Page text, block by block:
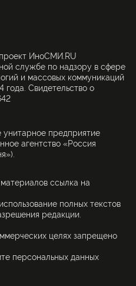
ИноСМИ.RU
службе по надзору в сфере
и массовых коммуникаций
года. Свидетельство о
унитарное предприятие
агентство «Россия
ссылка на
полных текстов
редакции.
целях запрещено
персональных данных